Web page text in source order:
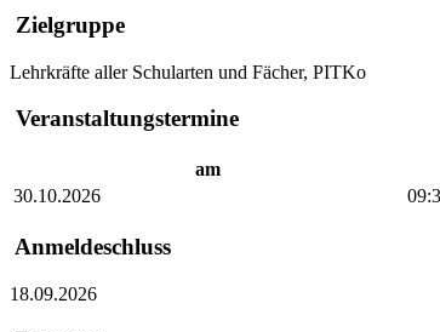
Zielgruppe
Lehrkräfte aller Schularten und Fächer, PITKo
Veranstaltungstermine
am
30.10.2026
Anmeldeschluss
18.09.2026